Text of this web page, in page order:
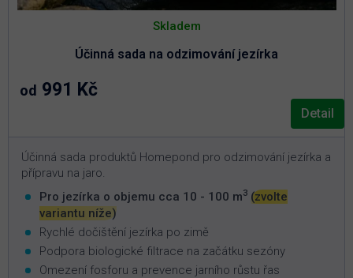
Účinná sada na odzimování jezírka
Skladem
od 991 Kč
Detail
Účinná sada produktů Homepond pro odzimování jezírka a
přípravu na jaro.
Pro jezírka o objemu cca 10 - 100 m3 (zvolte
variantu níže)
Rychlé dočištění jezírka po zimě
Podpora biologické filtrace na začátku sezóny
Omezení fosforu a prevence jarního růstu řas